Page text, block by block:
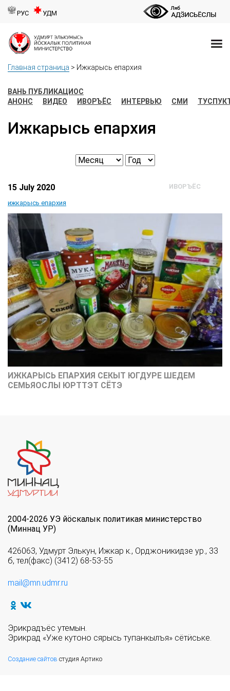
РУС УДМ
Главная страница > Ижкарысь епархия
ВАНЬ ПУБЛИКАЦИОС
АНОНС
ВИДЕО ИВОРЪЁС ИНТЕРВЬЮ СМИ
Ижкарысь епархия
15 July 2020 ИВОРЪЁС
ижкарысь епархия
ИЖКАРЫСЬ ЕПАРХИЯ СЕКЫТ ЮГДУРЕ ШЕДЕМ
СЕМЬЯОСЛЫ ЮРТТЭТ СЁТЭ
2004-2026 УЭ йöскалык политикая министерство
(Миннац УР)
426063, Удмурт Элькун, Ижкар к., Орджоникидзе ур., 33
б, тел(факс) (3412) 68-53-55
mail@mn.udmr.ru
Эрикрадъёс утемын.
Эрикрад «Уже кутоно сярысь тупанкылъя» сётӥське.
Создание сайтов студия Артико